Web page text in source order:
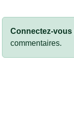
Connectez-vous
commentaires.